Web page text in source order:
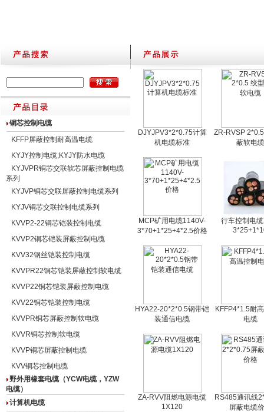
铜芯控制电缆
KFFP屏蔽控制耐高温电缆
KYJY控制电缆;KYJY防水电缆
KYJVPR铜芯交联软芯屏蔽控制电缆
系列
KYJVP铜芯交联屏蔽控制电缆系列
KYJV铜芯交联控制电缆系列
KVVP2-22铜芯铠装控制电缆
KVVP2铜芯铠装屏蔽控制电缆
KVV32钢丝铠装控制电缆
KVVPR22铜芯铠装屏蔽控制软电缆
KVVP22铜芯铠装屏蔽控制电缆
KVV22铜芯铠装控制电缆
KVVPR铜芯屏蔽控制软电缆
KVVR铜芯控制软电缆
KVVP铜芯屏蔽控制电缆
KVV铜芯控制电缆
野外用橡套电缆（YCW电缆，YZW
电缆）
计算机电缆
DJYJPV3*2*0.75计算
机电缆标准
ZR-RVSP
蔽软电缆
MCP矿用电缆1140V-
3*70+1*25+4*2.5价格
行车控制电
HYA22-20*2*0.5钢带铠
装通信电缆
KFFP4*1.5耐
电缆
ZA-RVV阻燃电源电缆
1X120
RS485通讯线
屏蔽电缆